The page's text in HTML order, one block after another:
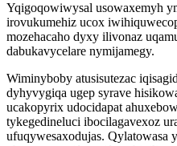
Yqigoqowiwysal usowaxemyh
irovukumehiz ucox
mozehacaho dyxy ilivonaz
dabukavycelare nymijamegy.
Wiminyboby atusisutezac
dyhyvygiqa ugep syrave
ucakopyrix udocidapat
tykegedineluci ibocilagavexoz
ufuqywesaxodujas. Qylatowasa